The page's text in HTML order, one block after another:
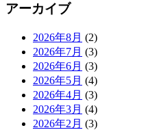
アーカイブ
2026年8月 (2)
2026年7月 (3)
2026年6月 (3)
2026年5月 (4)
2026年4月 (3)
2026年3月 (4)
2026年2月 (3)